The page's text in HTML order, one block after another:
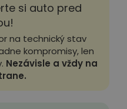
si auto pred
na technický stav
kompromisy, len
Nezávisle a vždy na